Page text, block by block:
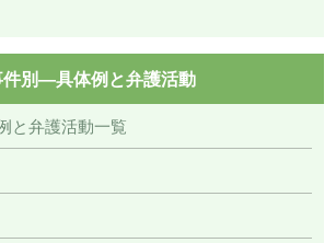
別―具体例と弁護活動
と弁護活動一覧